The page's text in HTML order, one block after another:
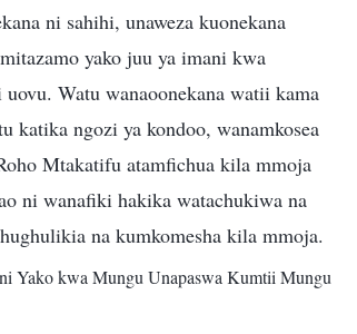
ni sahihi, unaweza kuonekana
yako juu ya imani kwa
Watu wanaoonekana watii kama
katika ngozi ya kondoo, wanamkosea
Mtakatifu atamfichua kila mmoja
ni wanafiki hakika watachukiwa na
na kumkomesha kila mmoja.
Yako kwa Mungu Unapaswa Kumtii Mungu